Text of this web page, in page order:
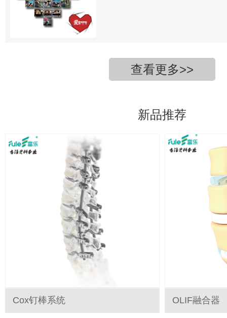
查看更多>>
新品推荐
Cox钉棒系统 OLIF融合器